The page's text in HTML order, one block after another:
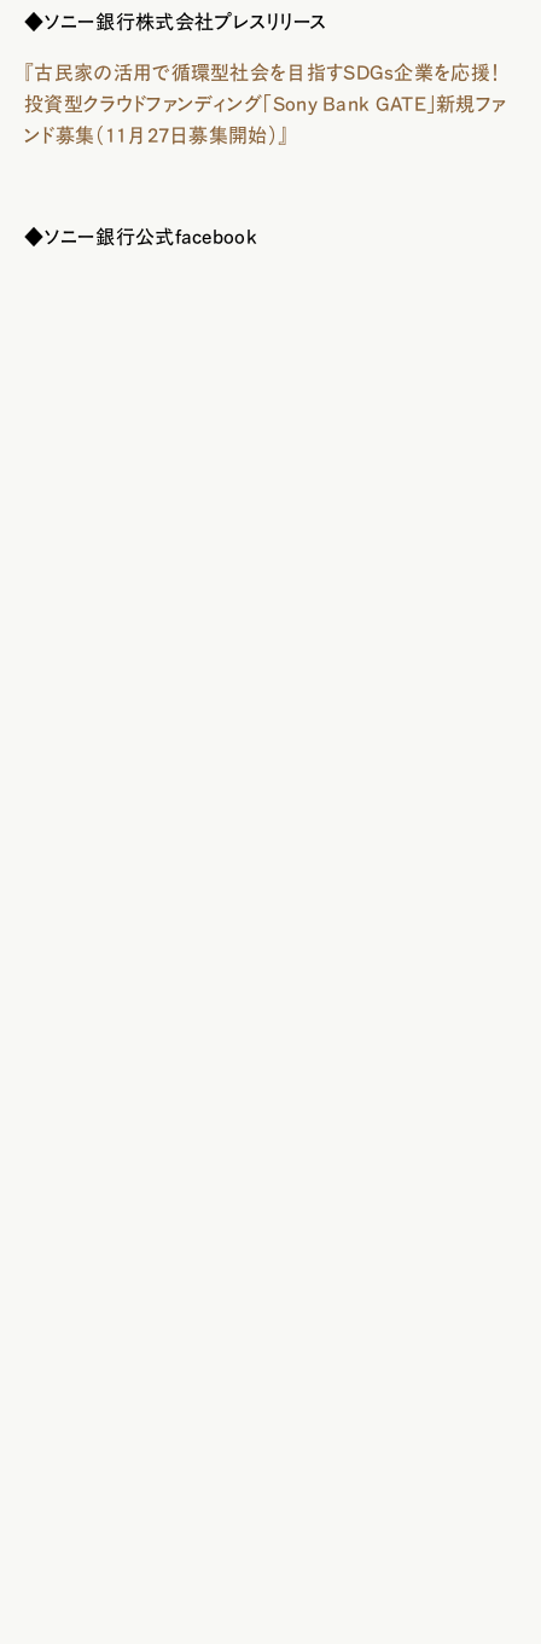
◆ソニー銀行株式会社プレスリリース
『古民家の活用で循環型社会を目指すSDGs企業を応援！
投資型クラウドファンディング「Sony Bank GATE」新規ファ
ンド募集（11月27日募集開始）』
◆ソニー銀行公式facebook